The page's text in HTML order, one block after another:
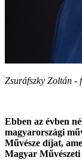
Zsuráfszky Zoltán
Ebben az évben
magyarországi
Művésze díjat,
Magyar Művészeti